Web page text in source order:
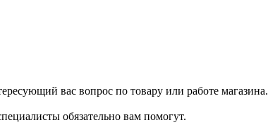
вас вопрос по товару или работе магазина.
обязательно вам помогут.